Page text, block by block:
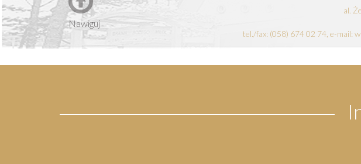
Nawiguj
al.
tel./fax: (058) 674 02 74, e-mail: